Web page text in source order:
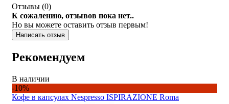
Отзывы (0)
К сожалению, отзывов пока нет..
Но вы можете оставить отзыв первым!
Написать отзыв
Рекомендуем
В наличии
-10%
Кофе в капсулах Nespresso ISPIRAZIONE Roma